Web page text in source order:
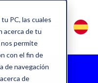
PC, las cuales
acerca de tu
permite
con el fin de
de navegación
de